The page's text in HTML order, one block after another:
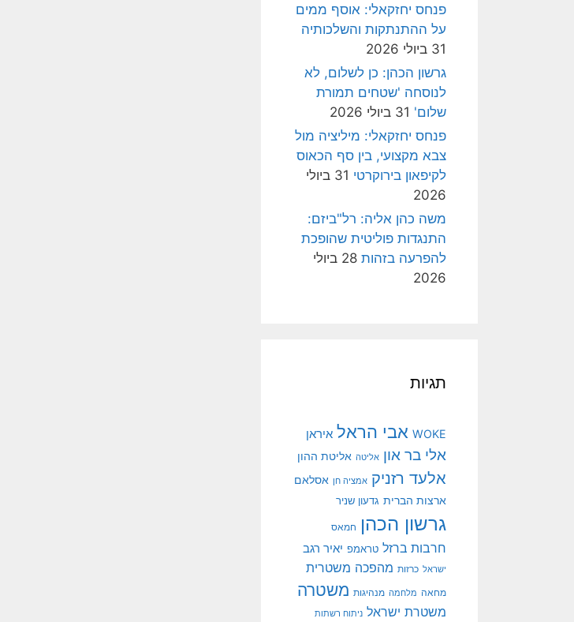
פנחס יחזקאלי: אוסף ממים
על ההתנתקות והשלכותיה
31 ביולי 2026
גרשון הכהן: כן לשלום, לא
לנוסחה 'שטחים תמורת
שלום' 31 ביולי 2026
פנחס יחזקאלי: מיליציה מול
צבא מקצועי, בין סף הכאוס
לקיפאון בירוקרטי
31 ביולי
2026
משה כהן אליה: רל"ביזם:
התנגדות פוליטית שהופכת
להפרעה בזהות
28 ביולי
2026
תגיות
WOKE אבי הראל איראן
אלי בר און אליטה אליטת ההון
אלעד רזניק אמציה חן אסלאם
ארצות הברית גדעון שניר
גרשון הכהן חמאס
חרבות ברזל טראמפ יאיר רגב
ישראל כרזות מהפכה משטרית
מחאה מלחמה מנהיגות משטרה
משטרת ישראל ניתוח רשתות